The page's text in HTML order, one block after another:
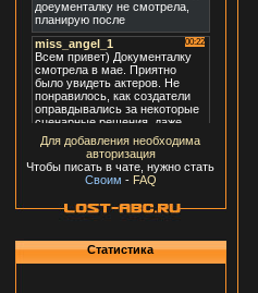
Для добавления необходима
авторизация
Чтобы писать в чате, нужно стать
Своим - FAQ
Статистика